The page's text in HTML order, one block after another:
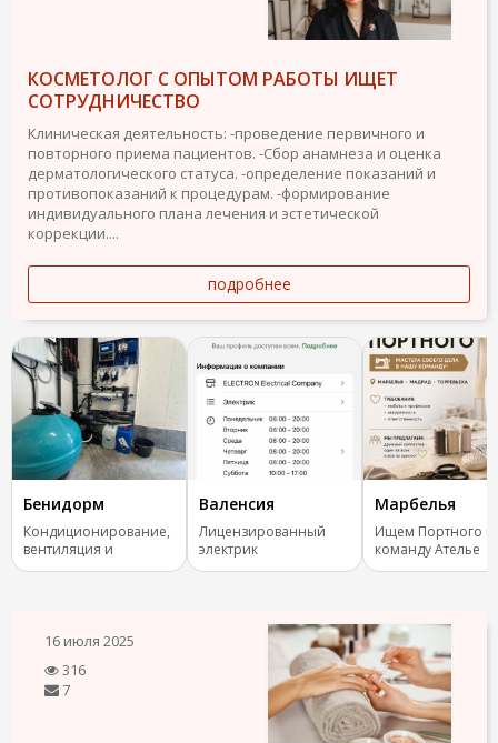
КОСМЕТОЛОГ С ОПЫТОМ РАБОТЫ ИЩЕТ
СОТРУДНИЧЕСТВО
Клиническая деятельность: -проведение первичного и
повторного приема пациентов. -Сбор анамнеза и оценка
дерматологического статуса. -определение показаний и
противопоказаний к процедурам. -формирование
индивидуального плана лечения и эстетической
коррекции....
подробнее
Бенидорм
Кондиционирование,
вентиляция и
отопление.
Валенсия
Лицензированный
электрик
Марбелья
Ищем Портного в
команду Ателье
16 июля 2025
316
7